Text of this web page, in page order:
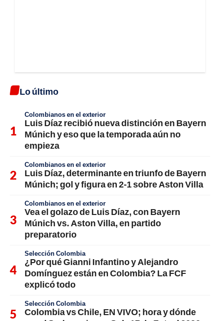
Lo último
Colombianos en el exterior
Luis Díaz recibió nueva distinción en Bayern
Múnich y eso que la temporada aún no
empieza
Colombianos en el exterior
Luis Díaz, determinante en triunfo de Bayern
Múnich; gol y figura en 2-1 sobre Aston Villa
Colombianos en el exterior
Vea el golazo de Luis Díaz, con Bayern
Múnich vs. Aston Villa, en partido
preparatorio
Selección Colombia
¿Por qué Gianni Infantino y Alejandro
Domínguez están en Colombia? La FCF
explicó todo
Selección Colombia
Colombia vs Chile, EN VIVO; hora y dónde